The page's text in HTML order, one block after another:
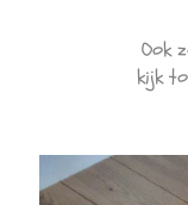
Ook
kijk